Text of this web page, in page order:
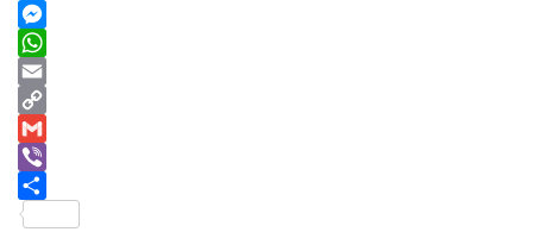
Twitter
Messenger
WhatsApp
Email
Copy
Link
Gmail
Viber